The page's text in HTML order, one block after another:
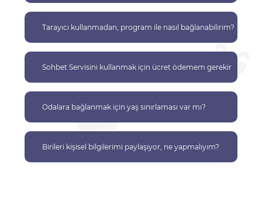
Tarayıcı kullanmadan, program ile nasıl bağlanabilirim?
Sohbet Servisini kullanmak için ücret ödemem gerekir
Odalara bağlanmak için yaş sınırlaması var mı?
Birileri kişisel bilgilerimi paylaşıyor, ne yapmalıyım?